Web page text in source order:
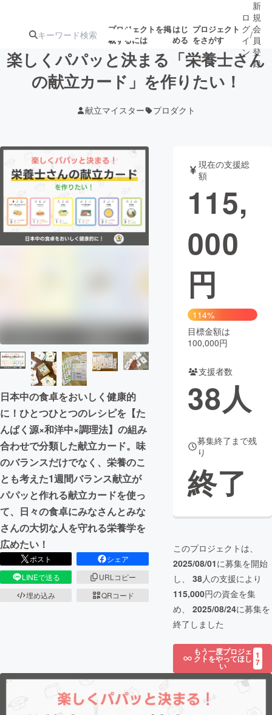
プロジェクトを掲
載するには
はじ
める
プロジェクト
をさがす
注目の新着プロ
ジェクト
募集終了が近いプ
ロジェクト
アート・写真 音楽
テクノロジー・ガジェット ゲーム・サ
映像・映画
CAMPFIRE for Social Good CAMPFIRE Creation
CAMPFIREふるさと納税machi-ya コミュニティ
ロ
グ
イ
ン
/
新
規
会
員
登
録
楽しくパパッと決まる「栄養士さん
の献立カード」を作りたい！
献立マイスター プロダクト
日本中の食卓をおいしく健康的
に！ひとつひとつのレシピを【た
んぱく源×和洋中×調理法】の組み
合わせで分類した献立カード。味
のバランスだけでなく、栄養のこ
とも考えた1週間バランス献立が
パパッと作れる献立カードを使っ
て、日々の食卓にみなさんとみな
さんの大切な人を守れる栄養学を
広めたい！
ポスト
シェア
LINEで送る
URLコピー
埋め込み
QRコード
現在の支援総
額
115,
000
円
114%
目標金額は
100,000円
支援者数
38人
募集終了まで残
り
終了
このプロジェクトは、
2025/08/01に募集を開始
し、 38人の支援により
115,000円の資金を集
め、 2025/08/24に募集を
終了しました
もう一度プロジェ
クトをやってほし
い
1
7